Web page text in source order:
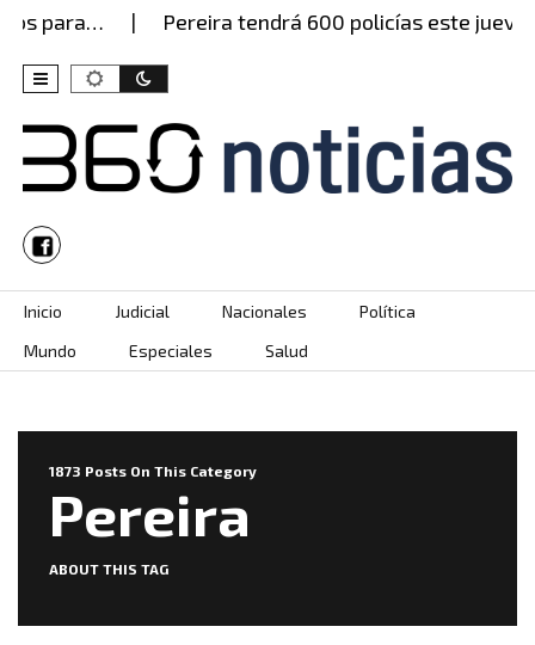
Pereira tendrá 600 policías este jueves,
Skip to content
Inicio Judicial Nacionales
Política
Mundo
Especiales Salud
1873 Posts On This Category
Pereira
ABOUT THIS TAG